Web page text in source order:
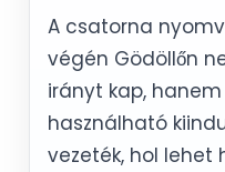
A csatorna
végén Gödöllőn
irányt kap,
használható
vezeték, hol lehet